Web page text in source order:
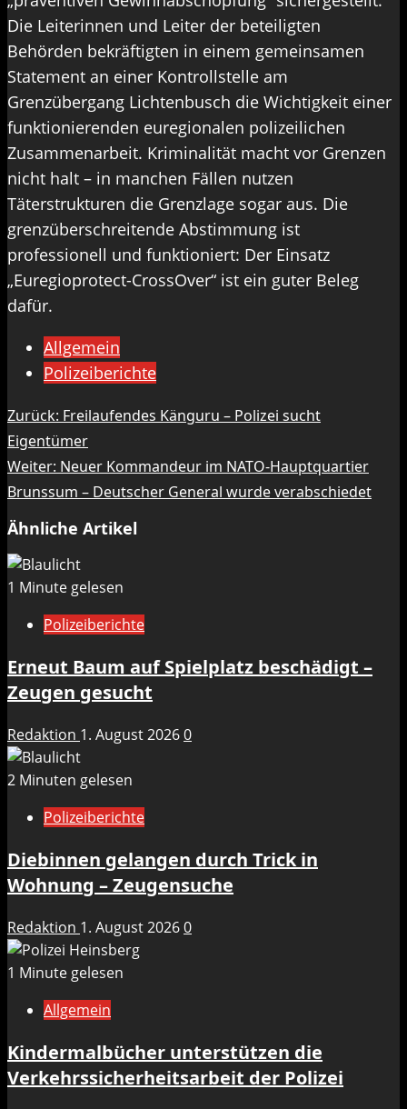
Die Leiterinnen und Leiter der beteiligten
Behörden bekräftigten in einem gemeinsamen
Statement an einer Kontrollstelle am
Grenzübergang Lichtenbusch die Wichtigkeit einer
funktionierenden euregionalen polizeilichen
Zusammenarbeit. Kriminalität macht vor Grenzen
nicht halt – in manchen Fällen nutzen
Täterstrukturen die Grenzlage sogar aus. Die
grenzüberschreitende Abstimmung ist
professionell und funktioniert: Der Einsatz
„Euregioprotect-CrossOver“ ist ein guter Beleg
dafür.
Allgemein
Polizeiberichte
Beitragsnavigation
Zurück: Freilaufendes Känguru – Polizei sucht
Eigentümer
Weiter: Neuer Kommandeur im NATO-Hauptquartier
Brunssum – Deutscher General wurde verabschiedet
Ähnliche Artikel
1 Minute gelesen
Polizeiberichte
Erneut Baum auf Spielplatz beschädigt –
Zeugen gesucht
Redaktion 1. August 20260
2 Minuten gelesen
Polizeiberichte
Diebinnen gelangen durch Trick in
Wohnung – Zeugensuche
Redaktion 1. August 20260
1 Minute gelesen
Allgemein
Kindermalbücher unterstützen die
Verkehrssicherheitsarbeit der Polizei